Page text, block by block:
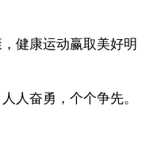
健康运动赢取美好明
人奋勇，个个争先。